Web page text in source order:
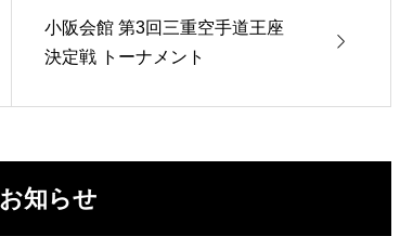
小阪会館 第3回三重空手道王座
決定戦 トーナメント

知らせ